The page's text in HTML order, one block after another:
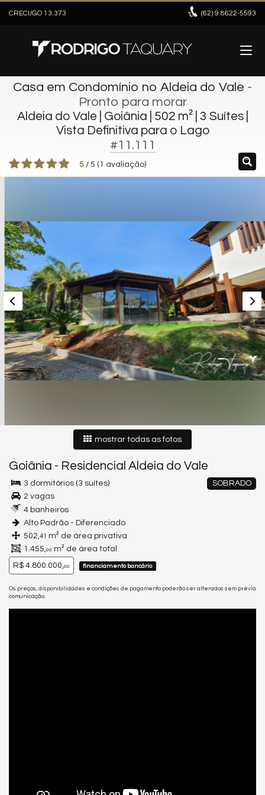
CRECI/GO 13.373 (62) 9.8622-5593
Casa em Condomínio no Aldeia do Vale -
Pronto para morar
Aldeia do Vale | Goiânia | 502 m² | 3 Suítes |
Vista Definitiva para o Lago
#11.111
5 / 5 ( 1 avaliação)
mostrar todas as fotos
Goiânia - Residencial Aldeia do Vale
SOBRADO
3 dormitórios (3 suítes)
2 vagas
4 banheiros
Alto Padrão - Diferenciado
502,41 m² de área privativa
1.455,00 m² de área total
R$ 4.800.000,00 financiamento bancário
Os preços, disponibilidades e condições de pagamento poderão ser alterados sem prévia
comunicação.